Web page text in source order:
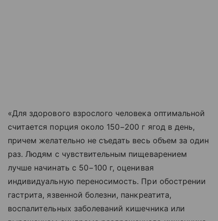
«Для здорового взрослого человека оптимальной
считается порция около 150−200 г ягод в день,
причем желательно не съедать весь объем за один
раз. Людям с чувствительным пищеварением
лучше начинать с 50−100 г, оценивая
индивидуальную переносимость. При обострении
гастрита, язвенной болезни, панкреатита,
воспалительных заболеваний кишечника или